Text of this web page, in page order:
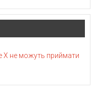
X не можуть приймати